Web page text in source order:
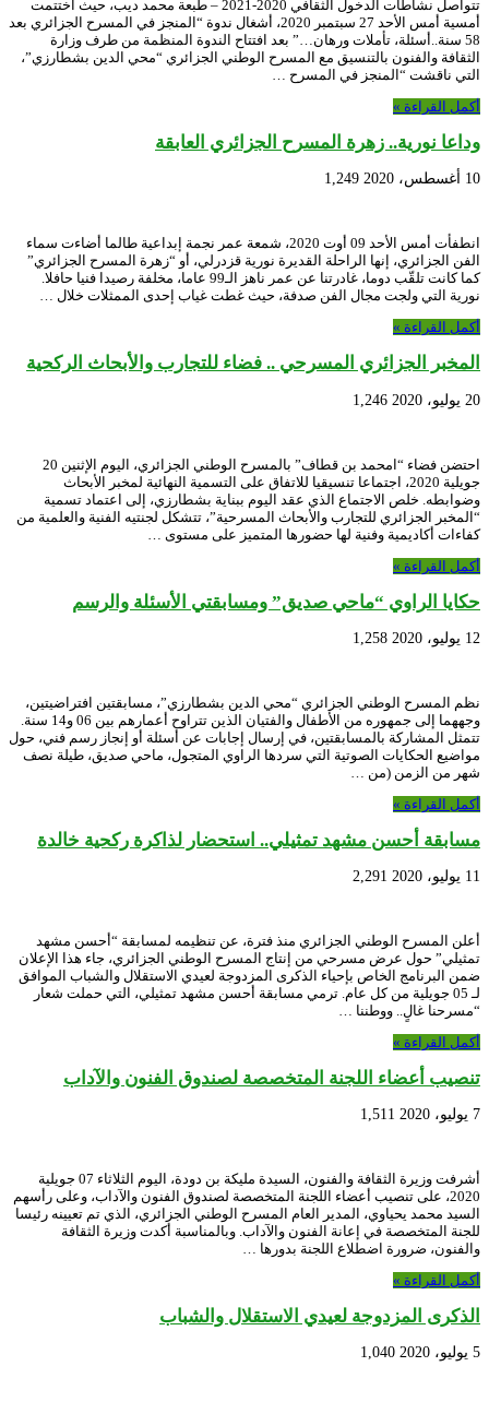
تتواصل نشاطات الدخول الثقافي 2020-2021 – طبعة محمد ديب، حيث اختتمت
أمسية أمس الأحد 27 سبتمبر 2020، أشغال ندوة “المنجز في المسرح الجزائري بعد
58 سنة..أسئلة، تأملات ورهان…” بعد افتتاح الندوة المنظمة من طرف وزارة
الثقافة والفنون بالتنسيق مع المسرح الوطني الجزائري “محي الدين بشطارزي”،
التي ناقشت “المنجز في المسرح …
أكمل القراءة »
وداعا نورية.. زهرة المسرح الجزائري العابقة
10 أغسطس، 2020 1,249
انطفأت أمس الأحد 09 أوت 2020، شمعة عمر نجمة إبداعية طالما أضاءت سماء
الفن الجزائري، إنها الراحلة القديرة نورية قزدرلي، أو “زهرة المسرح الجزائري”
كما كانت تلقّب دوما، غادرتنا عن عمر ناهز الـ99 عاما، مخلفة رصيدا فنيا حافلا.
نورية التي ولجت مجال الفن صدفة، حيث غطت غياب إحدى الممثلات خلال …
أكمل القراءة »
المخبر الجزائري المسرحي .. فضاء للتجارب والأبحاث الركحية
20 يوليو، 2020 1,246
احتضن فضاء “امحمد بن قطاف” بالمسرح الوطني الجزائري، اليوم الإثنين 20
جويلية 2020، اجتماعا تنسيقيا للاتفاق على التسمية النهائية لمخبر الأبحاث
وضوابطه. خلص الاجتماع الذي عقد اليوم ببناية بشطارزي، إلى اعتماد تسمية
“المخبر الجزائري للتجارب والأبحاث المسرحية”، تتشكل لجنتيه الفنية والعلمية من
كفاءات أكاديمية وفنية لها حضورها المتميز على مستوى …
أكمل القراءة »
حكايا الراوي “ماحي صديق” ومسابقتي الأسئلة والرسم
12 يوليو، 2020 1,258
نظم المسرح الوطني الجزائري “محي الدين بشطارزي”، مسابقتين افتراضيتين،
وجههما إلى جمهوره من الأطفال والفتيان الذين تتراوح أعمارهم بين 06 و14 سنة.
تتمثل المشاركة بالمسابقتين، في إرسال إجابات عن أسئلة أو إنجاز رسم فني، حول
مواضيع الحكايات الصوتية التي سردها الراوي المتجول، ماحي صديق، طيلة نصف
شهر من الزمن (من …
أكمل القراءة »
مسابقة أحسن مشهد تمثيلي.. استحضار لذاكرة ركحية خالدة
11 يوليو، 2020 2,291
أعلن المسرح الوطني الجزائري منذ فترة، عن تنظيمه لمسابقة “أحسن مشهد
تمثيلي” حول عرض مسرحي من إنتاج المسرح الوطني الجزائري، جاء هذا الإعلان
ضمن البرنامج الخاص بإحياء الذكرى المزدوجة لعيدي الاستقلال والشباب الموافق
لـ 05 جويلية من كل عام. ترمي مسابقة أحسن مشهد تمثيلي، التي حملت شعار
“مسرحنا غالٍ.. ووطننا …
أكمل القراءة »
تنصيب أعضاء اللجنة المتخصصة لصندوق الفنون والآداب
7 يوليو، 2020 1,511
أشرفت وزيرة الثقافة والفنون، السيدة مليكة بن دودة، اليوم الثلاثاء 07 جويلية
2020، على تنصيب أعضاء اللجنة المتخصصة لصندوق الفنون والآداب، وعلى رأسهم
السيد محمد يحياوي، المدير العام المسرح الوطني الجزائري، الذي تم تعيينه رئيسا
للجنة المتخصصة في إعانة الفنون والآداب. وبالمناسبة أكدت وزيرة الثقافة
والفنون، ضرورة اضطلاع اللجنة بدورها …
أكمل القراءة »
الذكرى المزدوجة لعيدي الاستقلال والشباب
5 يوليو، 2020 1,040